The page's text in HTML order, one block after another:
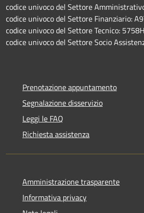
codice univoco del Settore
codice univoco del Settore Finanziario:
codice univoco del Settore Tecnico:
codice univoco del Settore Socio
Prenotazione appuntamento
Segnalazione disservizio
Leggi le FAQ
Richiesta assistenza
Amministrazione trasparente
Informativa privacy